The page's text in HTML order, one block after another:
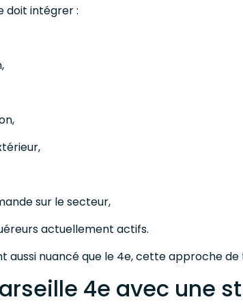
doit intégrer :
sur le secteur,
actuellement actifs.
aussi nuancé que le 4e, cette approche
4e avec une